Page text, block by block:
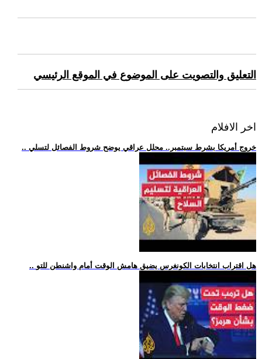
التعليق والتصويت على الموضوع في الموقع الرئيسي
اخر الافلام
.. خروج أمريكا بشرط سبتمبر.. محلل عراقي يوضح شروط الفصائل لتسلي
.. هل اقتراب انتخابات الكونغرس يضيق هامش الوقت أمام واشنطن للتو